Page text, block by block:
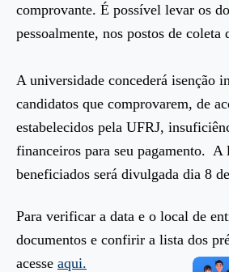
comprovante. É possível levar os
pessoalmente, nos postos de coleta
A universidade concederá isenção
candidatos que comprovarem, de
estabelecidos pela UFRJ,
financeiros para seu pagamento. A
beneficiados será divulgada dia 8
Para verificar a data e o local de
documentos e confirir a lista dos
acesse aqui.